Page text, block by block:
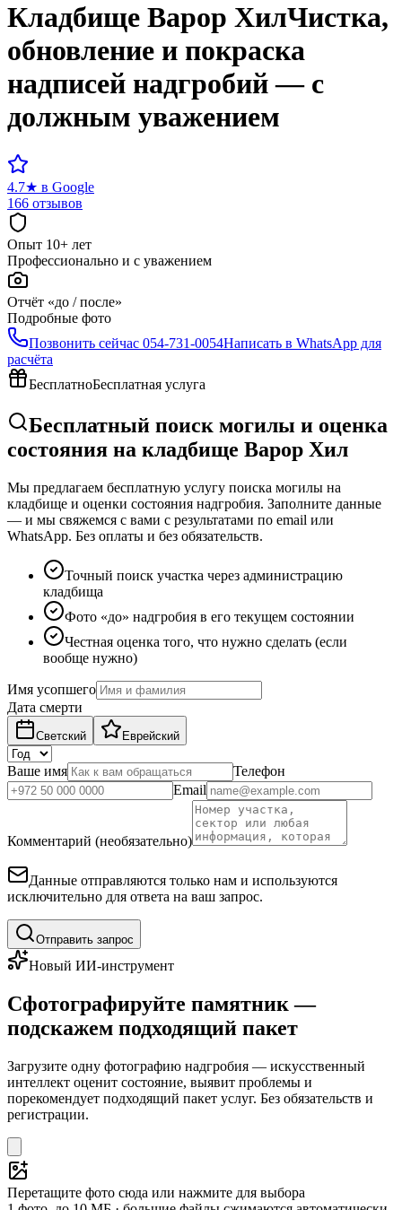
Кладбище Варор ХилЧистка,
обновление и покраска
надписей надгробий — с
должным уважением
4.7★ в Google
166 отзывов
Опыт 10+ лет
Профессионально и с уважением
Отчёт «до / после»
Подробные фото
Позвонить сейчас 054-731-0054Написать в WhatsApp для
расчёта
БесплатноБесплатная услуга
Бесплатный поиск могилы и оценка
состояния на кладбище Варор Хил
Мы предлагаем бесплатную услугу поиска могилы на
кладбище и оценки состояния надгробия. Заполните данные
— и мы свяжемся с вами с результатами по email или
WhatsApp. Без оплаты и без обязательств.
Точный поиск участка через администрацию
кладбища
Фото «до» надгробия в его текущем состоянии
Честная оценка того, что нужно сделать (если
вообще нужно)
Имя усопшего
Дата смерти
Светский Еврейский
Ваше имя
Телефон
Email
Комментарий (необязательно)
Данные отправляются только нам и используются
исключительно для ответа на ваш запрос.
Отправить запрос
Новый ИИ-инструмент
Сфотографируйте памятник —
подскажем подходящий пакет
Загрузите одну фотографию надгробия — искусственный
интеллект оценит состояние, выявит проблемы и
порекомендует подходящий пакет услуг. Без обязательств и
регистрации.
Перетащите фото сюда или нажмите для выбора